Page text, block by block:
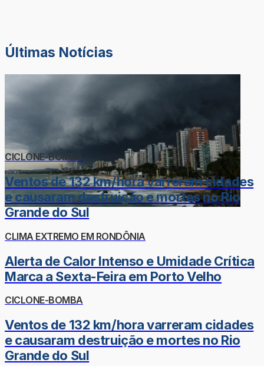
Últimas Notícias
CICLONE-BOMBA
Ventos de 132 km/hora varreram cidades
e causaram destruição e mortes no Rio
Grande do Sul
CLIMA EXTREMO EM RONDÔNIA
Alerta de Calor Intenso e Umidade Crítica
Marca a Sexta-Feira em Porto Velho
CICLONE-BOMBA
Ventos de 132 km/hora varreram cidades
e causaram destruição e mortes no Rio
Grande do Sul